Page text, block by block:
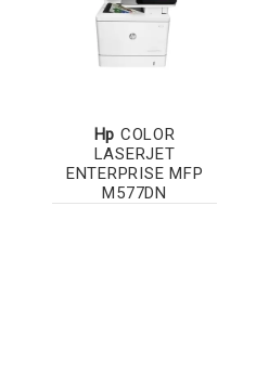
Hp COLOR
LASERJET
ENTERPRISE MFP
M577DN